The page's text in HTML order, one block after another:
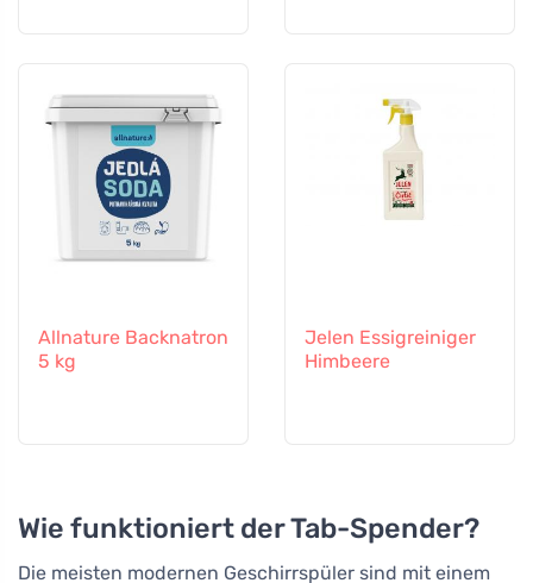
Allnature Backnatron
5 kg
Jelen Essigreiniger
Himbeere
Wie funktioniert der Tab-Spender?
Die meisten modernen Geschirrspüler sind mit einem